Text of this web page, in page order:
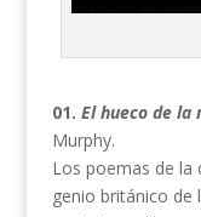
01. El hueco de la
Murphy.
Los poemas de la
genio británico de